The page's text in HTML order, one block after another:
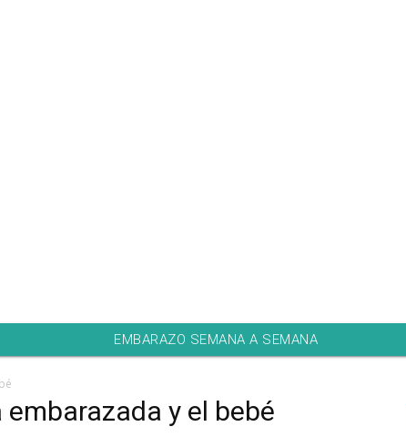
EMBARAZO SEMANA A SEMANA
y el bebé